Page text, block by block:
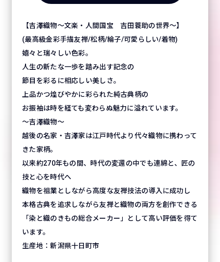
【吉澤織物～文楽・人間国宝 吉田蓑助の世界～】
(最高級金彩手描友禅/松柄/綸子/可愛らしい/着物)
嬉々と瑞々しい色彩。
人生の新たな一歩を踏み出す記念の
節目を彩るに相応しい美しさ。
上品かつ煌びやかに彩られた純古典柄の
お振袖は時を経ても変わらぬ魅力に溢れています。
～吉澤織物～
越後の名家・吉澤家は江戸時代より代々織物に携わって
きた家柄。
以来約270年もの間、時代の変還の中でも連綿と、匠の
技と心を時代へ
織物を祖業としながら高度な友禅技法の導入に成功し
本格古典を追求しながら友禅と織物の両方を創作できる
「染と織のきもの総合メーカー」として高い評価を得て
います。
生産地：新潟県十日町市